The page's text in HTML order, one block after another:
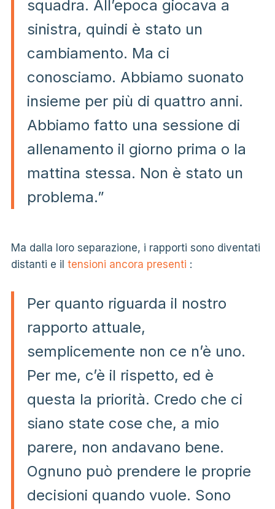
squadra. All’epoca giocava a
sinistra, quindi è stato un
cambiamento. Ma ci
conosciamo. Abbiamo suonato
insieme per più di quattro anni.
Abbiamo fatto una sessione di
allenamento il giorno prima o la
mattina stessa. Non è stato un
problema.”
Ma dalla loro separazione, i rapporti sono diventati
distanti e il tensioni ancora presenti :
Per quanto riguarda il nostro
rapporto attuale,
semplicemente non ce n’è uno.
Per me, c’è il rispetto, ed è
questa la priorità. Credo che ci
siano state cose che, a mio
parere, non andavano bene.
Ognuno può prendere le proprie
decisioni quando vuole. Sono